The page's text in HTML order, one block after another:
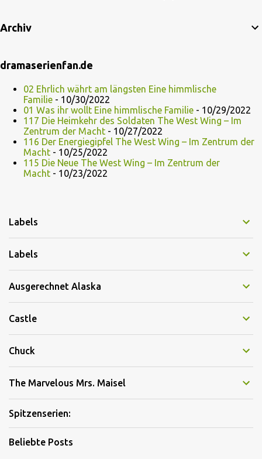
Archiv
dramaserienfan.de
02 Ehrlich währt am längsten Eine himmlische
Familie - 10/30/2022
01 Was ihr wollt Eine himmlische Familie - 10/29/2022
117 Die Heimkehr des Soldaten The West Wing – Im
Zentrum der Macht - 10/27/2022
116 Der Energiegipfel The West Wing – Im Zentrum der
Macht - 10/25/2022
115 Die Neue The West Wing – Im Zentrum der
Macht - 10/23/2022
Labels
Labels
Ausgerechnet Alaska
Castle
Chuck
The Marvelous Mrs. Maisel
Spitzenserien:
Beliebte Posts